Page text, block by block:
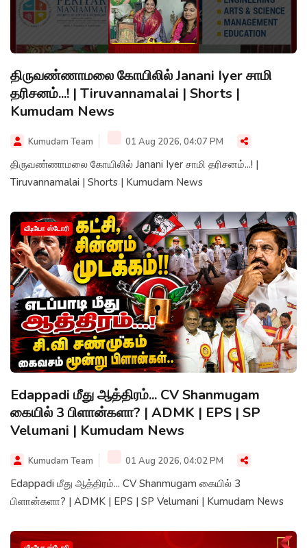
திருவண்ணாமலை கோயிலில் Janani Iyer சாமி
தரிசனம்...! | Tiruvannamalai | Shorts |
Kumudam News
Kumudam Team 01 Aug 2026, 04:07 PM
திருவண்ணாமலை கோயிலில் Janani Iyer சாமி தரிசனம்...! |
Tiruvannamalai | Shorts | Kumudam News
வீடியோ ஸ்டோரி
Edappadi மீது ஆத்திரம்... CV Shanmugam
கையில் 3 பிளான்களா? | ADMK | EPS | SP
Velumani | Kumudam News
Kumudam Team 01 Aug 2026, 04:02 PM
Edappadi மீது ஆத்திரம்... CV Shanmugam கையில் 3
பிளான்களா? | ADMK | EPS | SP Velumani | Kumudam News